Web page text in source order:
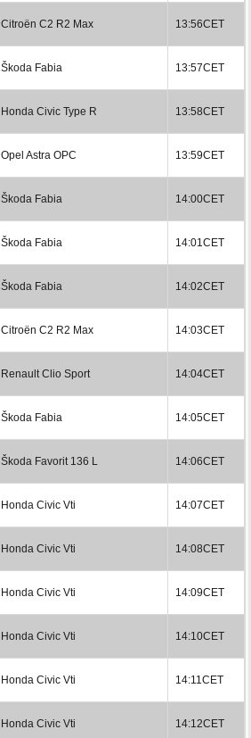
Citroën C2 R2 Max 13:56CET
Škoda Fabia 13:57CET
Honda Civic Type R 13:58CET
Opel Astra OPC 13:59CET
Škoda Fabia 14:00CET
Škoda Fabia 14:01CET
Škoda Fabia 14:02CET
Citroën C2 R2 Max 14:03CET
Renault Clio Sport 14:04CET
Škoda Fabia 14:05CET
Škoda Favorit 136 L 14:06CET
Honda Civic Vti 14:07CET
Honda Civic Vti 14:08CET
Honda Civic Vti 14:09CET
Honda Civic Vti 14:10CET
Honda Civic Vti 14:11CET
Honda Civic Vti 14:12CET